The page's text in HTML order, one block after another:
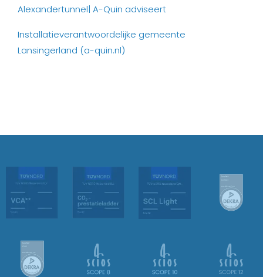
Alexandertunnel| A-Quin adviseert
Installatieverantwoordelijke gemeente
Lansingerland (a-quin.nl)